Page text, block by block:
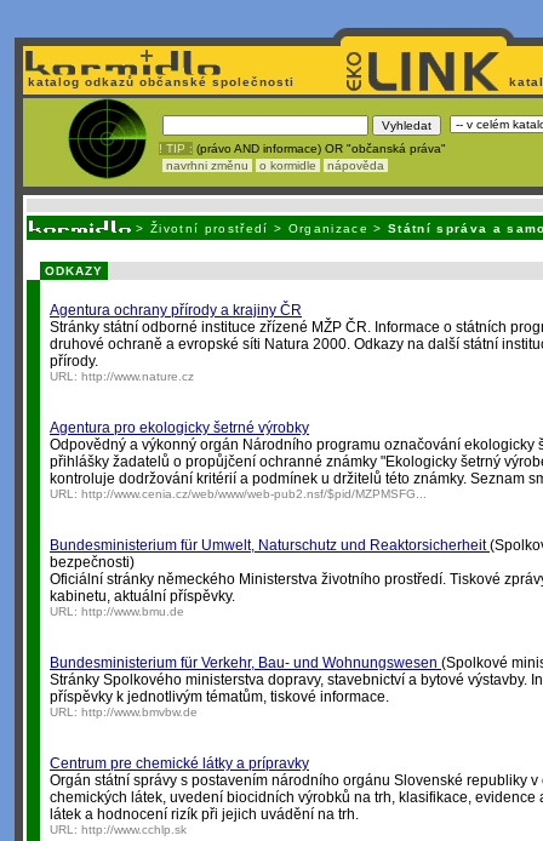
katalog odkazů občanské společnosti
! TIP : (právo AND informace) OR "občanská práva"
navrhni změnu
o kormidle nápověda
> Životní prostředí > Organizace >Státní správa a
ODKAZY
Agentura ochrany přírody a krajiny ČR
Stránky státní odborné instituce zřízené MŽP ČR. Informace o státních
druhové ochraně a evropské síti Natura 2000. Odkazy na další státní
přírody.
URL: http://www.nature.cz
Agentura pro ekologicky šetrné výrobky
Odpovědný a výkonný orgán Národního programu označování ekologicky
přihlášky žadatelů o propůjčení ochranné známky "Ekologicky šetrný
kontroluje dodržování kritérií a podmínek u držitelů této známky. Seznam
URL: http://www.cenia.cz/web/www/web-pub2.nsf/$pid/MZPMSFG...
Bundesministerium für Umwelt, Naturschutz und Reaktorsicherheit
bezpečnosti)
Oficiální stránky německého Ministerstva životního prostředí. Tiskové
kabinetu, aktuální příspěvky.
URL: http://www.bmu.de
Bundesministerium für Verkehr, Bau- und Wohnungswesen (Spolkové
Stránky Spolkového ministerstva dopravy, stavebnictví a bytové výstavby.
příspěvky k jednotlivým tématům, tiskové informace.
URL: http://www.bmvbw.de
Centrum pre chemické látky a prípravky
Orgán státní správy s postavením národního orgánu Slovenské republiky
chemických látek, uvedení biocidních výrobků na trh, klasifikace, evidence
látek a hodnocení rizík při jejich uvádění na trh.
URL: http://www.cchlp.sk